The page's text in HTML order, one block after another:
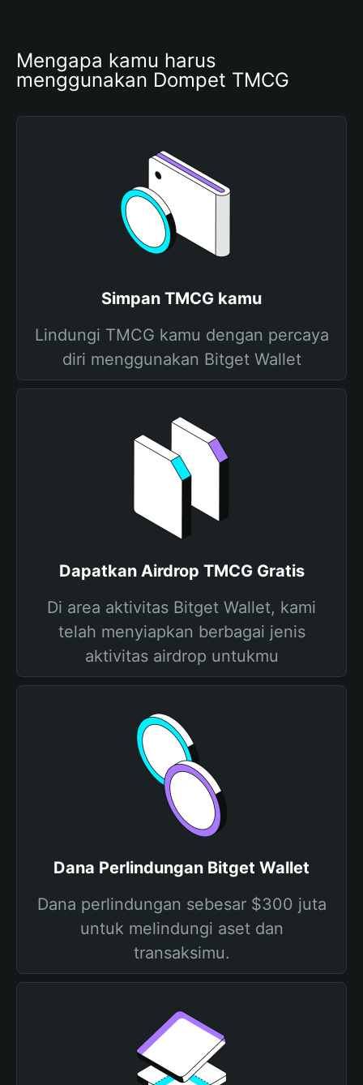
Mengapa kamu harus
menggunakan Dompet TMCG
Simpan TMCG kamu
Lindungi TMCG kamu dengan percaya
diri menggunakan Bitget Wallet
Dapatkan Airdrop TMCG Gratis
Di area aktivitas Bitget Wallet, kami
telah menyiapkan berbagai jenis
aktivitas airdrop untukmu
Dana Perlindungan Bitget Wallet
Dana perlindungan sebesar $300 juta
untuk melindungi aset dan
transaksimu.